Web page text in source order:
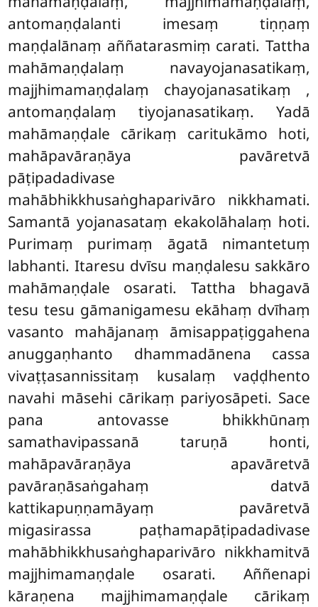
antomaṇḍalanti imesaṃ tiṇṇaṃ
maṇḍalānaṃ aññatarasmiṃ carati. Tattha
mahāmaṇḍalaṃ navayojanasatikaṃ,
majjhimamaṇḍalaṃ chayojanasatikaṃ ,
antomaṇḍalaṃ tiyojanasatikaṃ. Yadā
mahāmaṇḍale cārikaṃ caritukāmo hoti,
mahāpavāraṇāya pavāretvā
pāṭipadadivase
mahābhikkhusaṅghaparivāro nikkhamati.
Samantā yojanasataṃ ekakolāhalaṃ hoti.
Purimaṃ purimaṃ āgatā nimantetuṃ
labhanti. Itaresu dvīsu maṇḍalesu sakkāro
mahāmaṇḍale osarati. Tattha bhagavā
tesu tesu gāmanigamesu ekāhaṃ dvīhaṃ
vasanto mahājanaṃ āmisappaṭiggahena
anuggaṇhanto dhammadānena cassa
vivaṭṭasannissitaṃ kusalaṃ vaḍḍhento
navahi māsehi cārikaṃ pariyosāpeti. Sace
pana antovasse bhikkhūnaṃ
samathavipassanā taruṇā honti,
mahāpavāraṇāya apavāretvā
pavāraṇāsaṅgahaṃ datvā
kattikapuṇṇamāyaṃ pavāretvā
migasirassa paṭhamapāṭipadadivase
mahābhikkhusaṅghaparivāro nikkhamitvā
majjhimamaṇḍale osarati. Aññenapi
kāraṇena majjhimamaṇḍale cārikaṃ